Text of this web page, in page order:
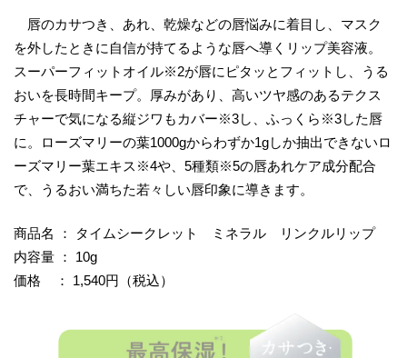
唇のカサつき、あれ、乾燥などの唇悩みに着目し、マスク
を外したときに自信が持てるような唇へ導くリップ美容液。
スーパーフィットオイル※2が唇にピタッとフィットし、うる
おいを長時間キープ。厚みがあり、高いツヤ感のあるテクス
チャーで気になる縦ジワもカバー※3し、ふっくら※3した唇
に。ローズマリーの葉1000gからわずか1gしか抽出できないロ
ーズマリー葉エキス※4や、5種類※5の唇あれケア成分配合
で、うるおい満ちた若々しい唇印象に導きます。
商品名 ： タイムシークレット ミネラル リンクルリップ
内容量 ： 10g
価格 ： 1,540円（税込）